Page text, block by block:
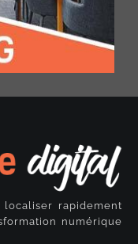
rapidement
numérique